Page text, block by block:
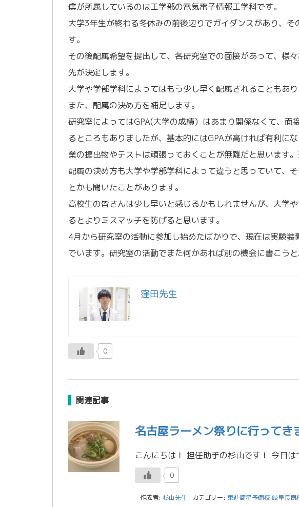
僕が所属しているのは工学部の電気電子情報工学科です。
大学3年生が終わる冬休みの前後辺りでガイダンスがあり、
す。
その後配属希望を提出して、各研究室での面接があって、様
先が決定します。
大学や学部学科によってはもう少し早く配属されることもあり
また、配属の決め方を補足します。
研究室によってはGPA(大学の成績）はあまり関係なくて、
るところもありましたが、基本的にはGPAが高ければ有利に
業の提出物やテストは頑張っておくことが無難だと思います
配属の決め方も大学や学部学科によって違うと思っていて、
とかも聞いたことがあります。
高校生の皆さんは少し早いと感じるかもしれませんが、大学
るとよりミスマッチを防げると思います。
4月から研究室の活動に参加し始めたばかりで、現在は実験
でいます。研究室の活動でまた何かあれば別の機会に書こうと
窪田先生
0
関連記事
名古屋ラーメン祭りに行って
0
作成者: 杉山先生 カテゴリー: 東進衛星予備校 岐阜長良